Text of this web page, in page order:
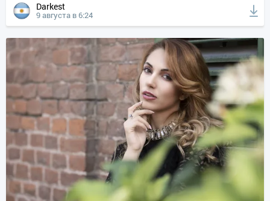
Darkest
9 августа в 6:24